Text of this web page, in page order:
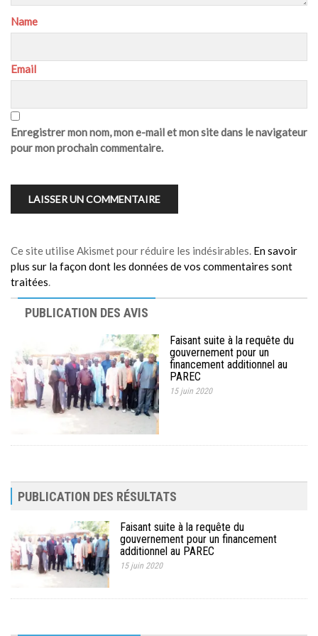
Name
Email
Enregistrer mon nom, mon e-mail et mon site dans le navigateur
pour mon prochain commentaire.
Ce site utilise Akismet pour réduire les indésirables. En savoir
plus sur la façon dont les données de vos commentaires sont
traitées.
PUBLICATION DES AVIS
Faisant suite à la requête du
gouvernement pour un
financement additionnel au
PAREC
15 juin 2020
PUBLICATION DES RÉSULTATS
Faisant suite à la requête du
gouvernement pour un financement
additionnel au PAREC
15 juin 2020